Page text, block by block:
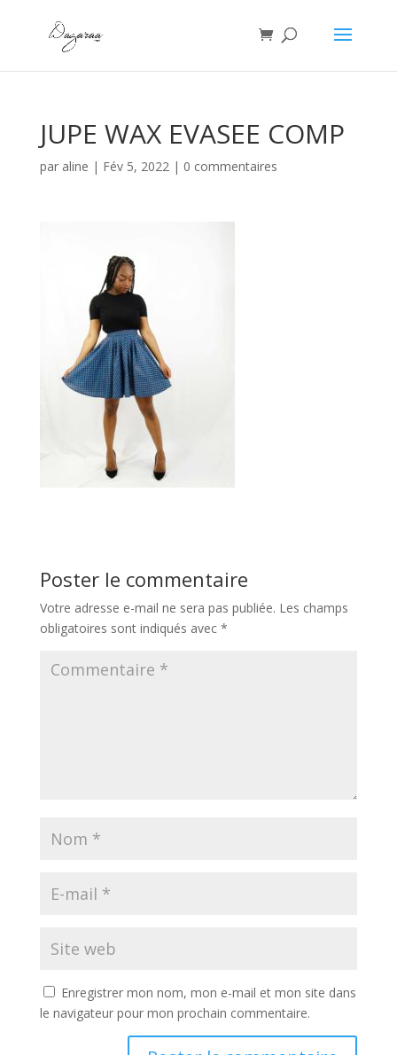
JUPE WAX EVASEE COMP
par aline | Fév 5, 2022| 0 commentaires
Poster le commentaire
Votre adresse e-mail ne sera pas publiée. Les champs
obligatoires sont indiqués avec *
Enregistrer mon nom, mon e-mail et mon site dans
le navigateur pour mon prochain commentaire.